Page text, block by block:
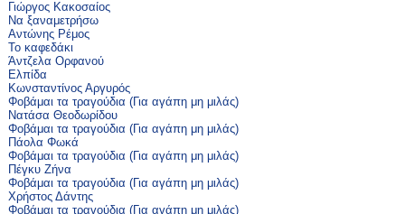
Γιώργος Κακοσαίος
Να ξαναμετρήσω
Αντώνης Ρέμος
Το καφεδάκι
Άντζελα Ορφανού
Ελπίδα
Κωνσταντίνος Αργυρός
Φοβάμαι τα τραγούδια (Για αγάπη μη μιλάς)
Νατάσα Θεοδωρίδου
Φοβάμαι τα τραγούδια (Για αγάπη μη μιλάς)
Πάολα Φωκά
Φοβάμαι τα τραγούδια (Για αγάπη μη μιλάς)
Πέγκυ Ζήνα
Φοβάμαι τα τραγούδια (Για αγάπη μη μιλάς)
Χρήστος Δάντης
Φοβάμαι τα τραγούδια (Για αγάπη μη μιλάς)